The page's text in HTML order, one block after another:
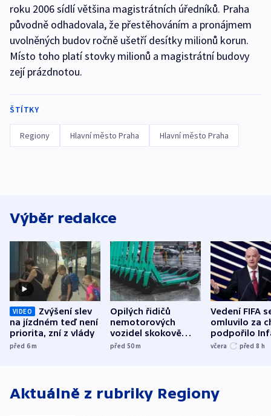
roku 2006 sídlí většina magistrátních úředníků. Praha
původně odhadovala, že přestěhováním a pronájmem
uvolněných budov ročně ušetří desítky milionů korun.
Místo toho platí stovky milionů a magistrátní budovy
zejí prázdnotou.
ŠTÍTKY
Regiony Hlavní město Praha Hlavní město Praha
Výběr redakce
VIDEO
Zvýšení slev
na jízdném teď není
priorita, zní z vlády
před 6m
Opilých řidičů
nemotorových
vozidel skokově
přibylo, nejvíc ve
před 50m
Vedení FIFA
omluvilo za
podpořilo
UEFA trvá na
včera před 8 h
Aktuálně z rubriky Regiony